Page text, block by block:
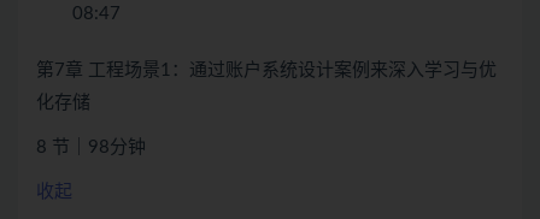
08:47
第7章 工程场景1：通过账户系统设计案例来深入学习与优
化存储
8 节｜98分钟
收起